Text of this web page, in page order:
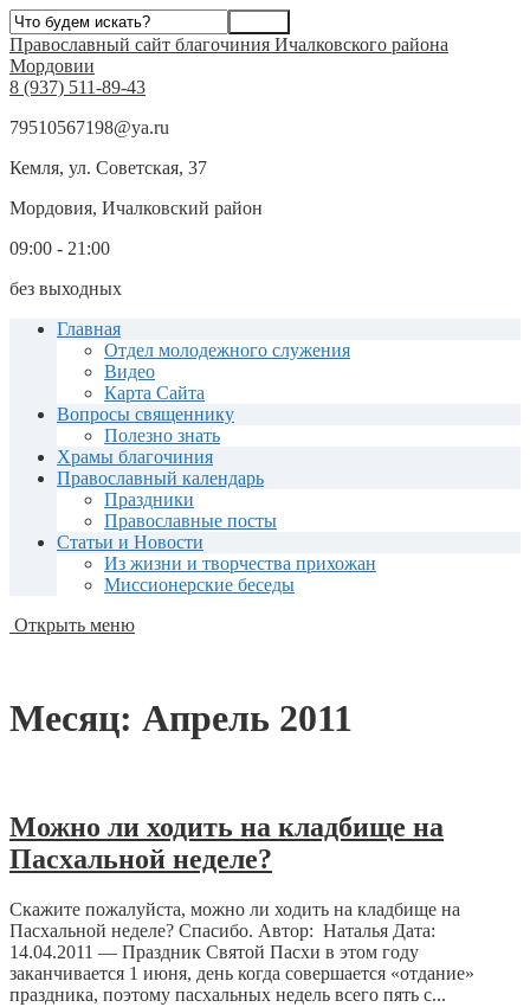
Православный сайт благочиния Ичалковского района
Мордовии
8 (937) 511-89-43
79510567198@ya.ru
Кемля, ул. Советская, 37
Мордовия, Ичалковский район
09:00 - 21:00
без выходных
Главная
Отдел молодежного служения
Видео
Карта Сайта
Вопросы священнику
Полезно знать
Храмы благочиния
Православный календарь
Праздники
Православные посты
Статьи и Новости
Из жизни и творчества прихожан
Миссионерские беседы
Открыть меню
Месяц: Апрель 2011
Можно ли ходить на кладбище на
Пасхальной неделе?
Скажите пожалуйста, можно ли ходить на кладбище на
Пасхальной неделе? Спасибо. Автор: Наталья Дата:
14.04.2011 — Праздник Святой Пасхи в этом году
заканчивается 1 июня, день когда совершается «отдание»
праздника, поэтому пасхальных недель всего пять с...